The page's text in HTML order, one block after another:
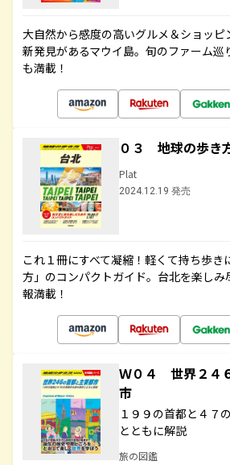
大自然から感度の高いグルメ＆ショッピ
新発見があるマウイ島。旬のファーム巡
も満載！
０３ 地球の歩
Plat
2024.12.19 発売
これ１冊にすべて凝縮！軽くて持ち歩き
方」のコンパクトガイド。台北を楽しみ
報満載！
Ｗ０４ 世界２４
市
１９９の首都と４７
とともに解説
旅の図鑑